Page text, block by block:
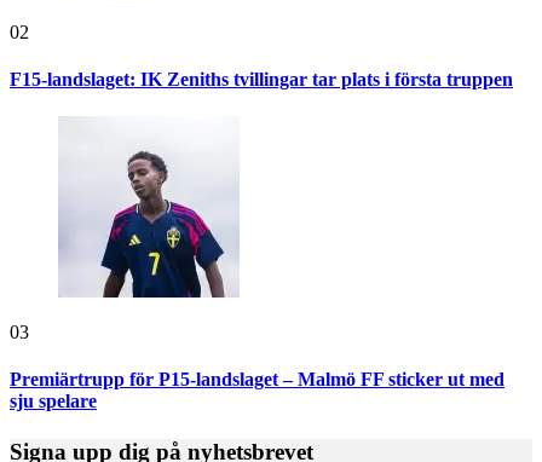
02
F15-landslaget: IK Zeniths tvillingar tar plats i första truppen
03
Premiärtrupp för P15-landslaget – Malmö FF sticker ut med
sju spelare
Signa upp dig på nyhetsbrevet